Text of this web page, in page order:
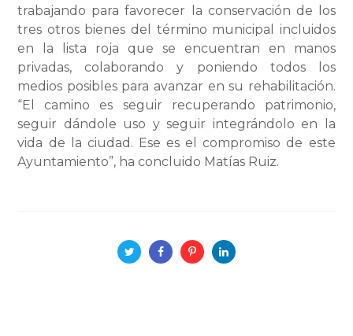
trabajando para favorecer la conservación de los
tres otros bienes del término municipal incluidos
en la lista roja que se encuentran en manos
privadas, colaborando y poniendo todos los
medios posibles para avanzar en su rehabilitación.
“El camino es seguir recuperando patrimonio,
seguir dándole uso y seguir integrándolo en la
vida de la ciudad. Ese es el compromiso de este
Ayuntamiento”, ha concluido Matías Ruiz.